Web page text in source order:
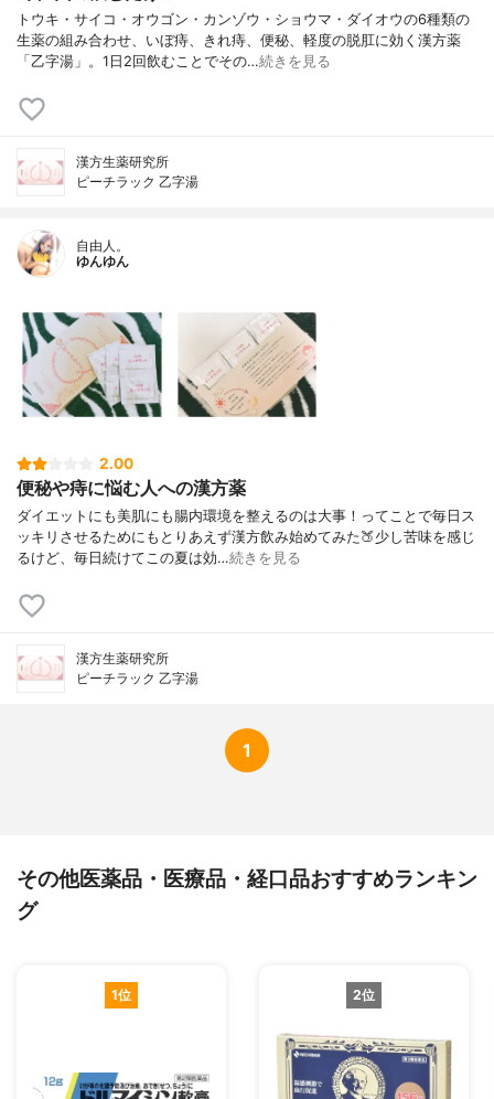
トウキ・サイコ・オウゴン・カンゾウ・ショウマ・ダイオウの6種類の
生薬の組み合わせ、いぼ痔、きれ痔、便秘、軽度の脱肛に効く漢方薬
「乙字湯」。1日2回飲むことでその…続きを見る
漢方生薬研究所
ピーチラック 乙字湯
自由人。
ゆんゆん
2.00
便秘や痔に悩む人への漢方薬
ダイエットにも美肌にも腸内環境を整えるのは大事！ってことで⁡毎日ス
ッキリさせるためにもとりあえず漢方飲み始めてみた🍑⁡少し苦味を感じ
るけど、毎日続けてこの夏は効…続きを見る
漢方生薬研究所
ピーチラック 乙字湯
1
その他医薬品・医療品・経口品おすすめランキン
グ
1位 2位